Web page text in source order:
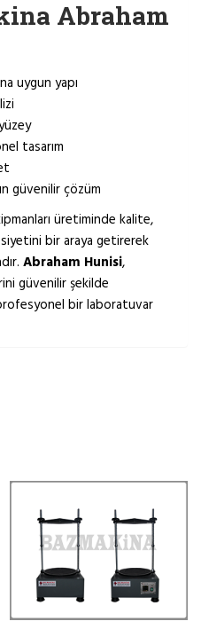
Abraham
uygun yapı
tasarım
güvenilir çözüm
üretiminde kalite,
bir araya getirerek
Abraham Hunisi,
güvenilir şekilde
bir laboratuvar